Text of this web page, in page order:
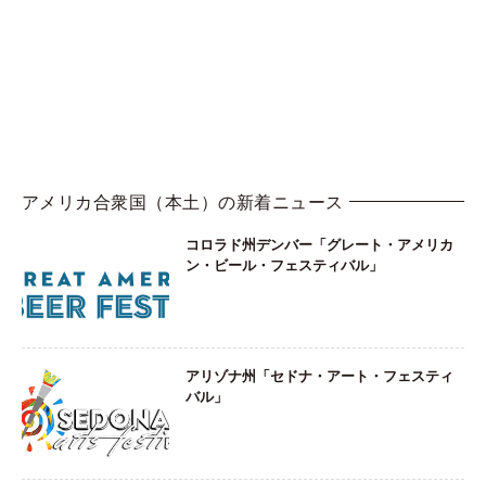
アメリカ合衆国（本土）の新着ニュース
コロラド州デンバー「グレート・アメリカ
ン・ビール・フェスティバル」
アリゾナ州「セドナ・アート・フェスティ
バル」